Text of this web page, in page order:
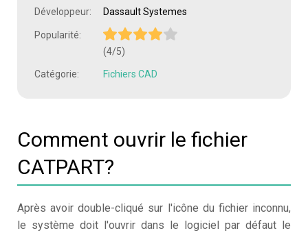
Développeur: Dassault Systemes
Popularité:
(4/5)
Catégorie: Fichiers CAD
Comment ouvrir le fichier
CATPART?
Après avoir double-cliqué sur l'icône du fichier inconnu,
le système doit l'ouvrir dans le logiciel par défaut le